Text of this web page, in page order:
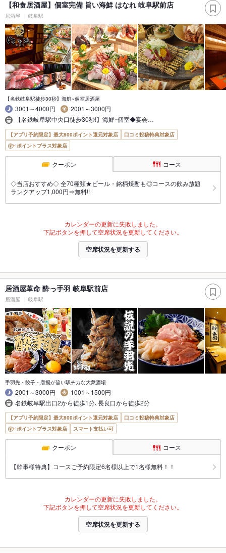
【和食居酒屋】個室完備 旨い海鮮 はなれ 岐阜駅前店
居酒屋 岐阜駅
【名鉄岐阜駅徒歩30秒】海鮮×個室居酒屋
3001～4000円
2001～3000円
【名鉄岐阜駅中央口徒歩30秒!】海鮮･個室◆宴会…
【アプリ予約限定】最大800ポイント還元対象店
口コミ投稿特典対象店
ポイントプラス対象店
クーポン コース
◇当店おすすめ◇ 全70種類★ビール・銘柄焼酎も◎コースの飲み放題
ランクアップ1,000円⇒無料!!
カレンダーの更新に失敗しました。
下記ボタンを押して空席状況を更新してください。
空席状況を更新する
居酒屋革命 酔っ手羽 岐阜駅前店
居酒屋 岐阜駅
手羽先・餃子・唐揚が旨い駅チカな大衆酒場
2001～3000円
1001～1500円
名鉄岐阜駅出口2から徒歩1分､長良口から徒歩2分
【アプリ予約限定】最大800ポイント還元対象店
口コミ投稿特典対象店
ポイントプラス対象店
スマート支払い可
クーポン コース
【幹事様特典】コースご予約限定6名様以上で1名様無料！！
カレンダーの更新に失敗しました。
下記ボタンを押して空席状況を更新してください。
空席状況を更新する